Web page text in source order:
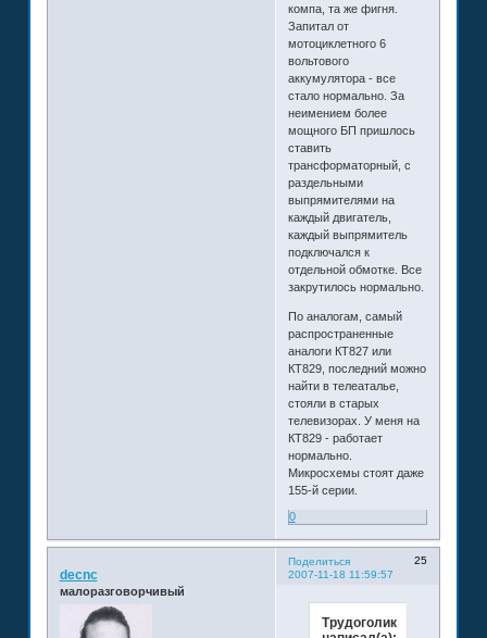
компа, та же фигня.
Запитал от
мотоциклетного 6
вольтового
аккумулятора - все
стало нормально. За
неимением более
мощного БП пришлось
ставить
трансформаторный, с
раздельными
выпрямителями на
каждый двигатель,
каждый выпрямитель
подключался к
отдельной обмотке. Все
закрутилось нормально.
По аналогам, самый
распространенные
аналоги КТ827 или
КТ829, последний можно
найти в телеаталье,
стояли в старых
телевизорах. У меня на
КТ829 - работает
нормально.
Микросхемы стоят даже
155-й серии.
0
Поделиться
25
2007-11-18 11:59:57
decnc
малоразговорчивый
Трудоголик